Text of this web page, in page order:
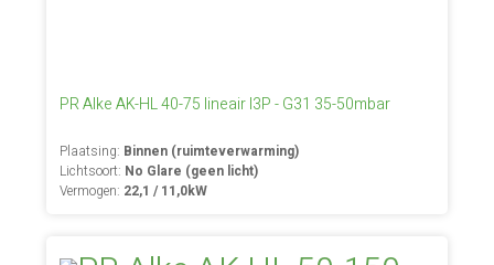
PR Alke AK-HL 40-75 lineair I3P - G31 35-50mbar
Plaatsing: Binnen (ruimteverwarming)
Lichtsoort: No Glare (geen licht)
Vermogen: 22,1 / 11,0kW